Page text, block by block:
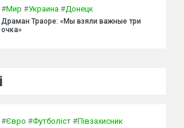
#Мир #Украина #Донецк
Драман Траоре: «Мы взяли важные три
очка»
#Євро #Футболіст #Півзахисник